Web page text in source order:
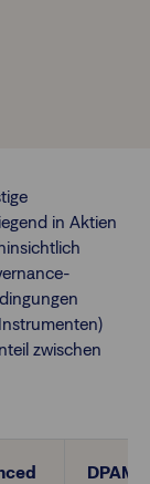
in Aktien
zwischen
DPAM